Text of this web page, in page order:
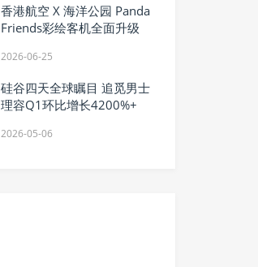
香港航空 X 海洋公园 Panda
Friends彩绘客机全面升级
2026-06-25
硅谷四天全球瞩目 追觅男士
理容Q1环比增长4200%+
2026-05-06